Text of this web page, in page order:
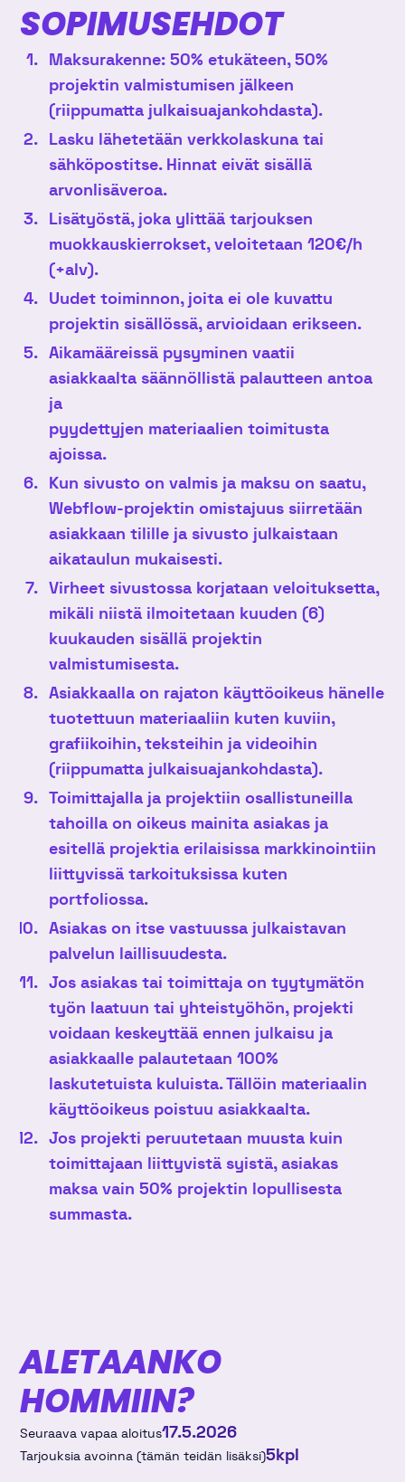
SOPIMUSEHDOT
Maksurakenne: 50% etukäteen, 50%
projektin valmistumisen jälkeen
(riippumatta julkaisuajankohdasta).
Lasku lähetetään verkkolaskuna tai
sähköpostitse. Hinnat eivät sisällä
arvonlisäveroa.
Lisätyöstä, joka ylittää tarjouksen
muokkauskierrokset, veloitetaan 120€/h
(+alv).
Uudet toiminnon, joita ei ole kuvattu
projektin sisällössä, arvioidaan erikseen.
Aikamääreissä pysyminen vaatii
asiakkaalta säännöllistä palautteen antoa
ja
pyydettyjen materiaalien toimitusta
ajoissa.
Kun sivusto on valmis ja maksu on saatu,
Webflow-projektin omistajuus siirretään
asiakkaan tilille ja sivusto julkaistaan
aikataulun mukaisesti.
Virheet sivustossa korjataan veloituksetta,
mikäli niistä ilmoitetaan kuuden (6)
kuukauden sisällä projektin
valmistumisesta.
Asiakkaalla on rajaton käyttöoikeus hänelle
tuotettuun materiaaliin kuten kuviin,
grafiikoihin, teksteihin ja videoihin
(riippumatta julkaisuajankohdasta).
Toimittajalla ja projektiin osallistuneilla
tahoilla on oikeus mainita asiakas ja
esitellä projektia erilaisissa markkinointiin
liittyvissä tarkoituksissa kuten
portfoliossa.
Asiakas on itse vastuussa julkaistavan
palvelun laillisuudesta.
Jos asiakas tai toimittaja on tyytymätön
työn laatuun tai yhteistyöhön, projekti
voidaan keskeyttää ennen julkaisu ja
asiakkaalle palautetaan 100%
laskutetuista kuluista.Tällöin materiaalin
käyttöoikeus poistuu asiakkaalta.
Jos projekti peruutetaan muusta kuin
toimittajaan liittyvistä syistä, asiakas
maksa vain 50% projektin lopullisesta
summasta.
ALETAANKO
HOMMIIN?
Seuraava vapaa aloitus17.5.2026
Tarjouksia avoinna (tämän teidän lisäksi)5kpl